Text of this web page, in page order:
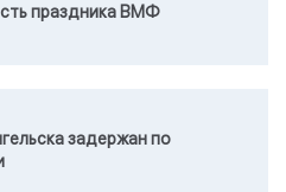
праздника ВМФ
задержан по